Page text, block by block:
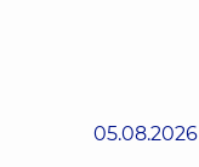
05.08.2026